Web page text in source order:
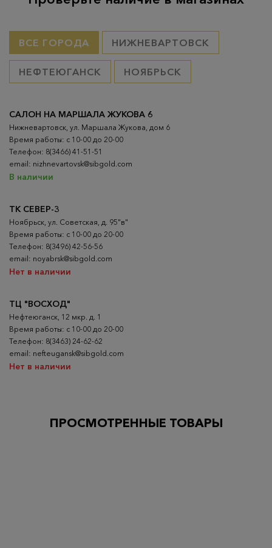
ВСЕ ГОРОДА НИЖНЕВАРТОВСК
НЕФТЕЮГАНСК НОЯБРЬСК
ТК СЕВЕР-3
Ноябрьск, ул. Советская, д. 95"в"
Время работы: с 10-00 до 20-00
Телефон: 8(3496) 42-56-56
email: noyabrsk@sibgold.com
Нет в наличии
ТЦ "ВОСХОД"
Нефтеюганск, 12 мкр. д. 1
Время работы: с 10-00 до 20-00
Телефон: 8(3463) 24-62-62
email: nefteugansk@sibgold.com
Нет в наличии
САЛОН НА МАРШАЛА ЖУКОВА 6
Нижневартовск, ул. Маршала Жукова, дом 6
Время работы: с 10-00 до 20-00
Телефон: 8(3466) 41-51-51
email: nizhnevartovsk@sibgold.com
В наличии
ПРОСМОТРЕННЫЕ ТОВАРЫ